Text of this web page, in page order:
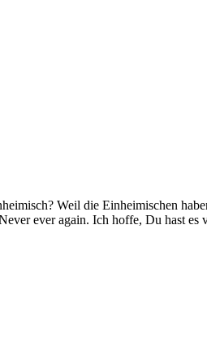
Weil die Einheimischen
ever again. Ich hoffe, Du hast